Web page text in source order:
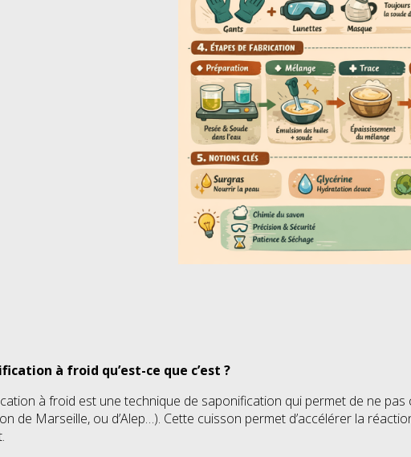
à froid qu’est-ce que c’est ?
à froid est une technique de saponification qui permet de ne
de Marseille, ou d’Alep…). Cette cuisson permet d’accélérer la